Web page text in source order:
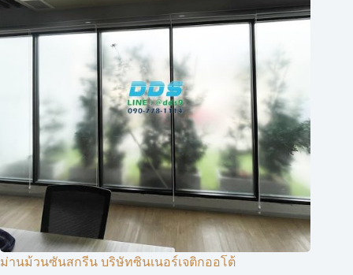
ม่านม้วนซันสกรีน บริษัทซินเนอร์เจติกออโต้